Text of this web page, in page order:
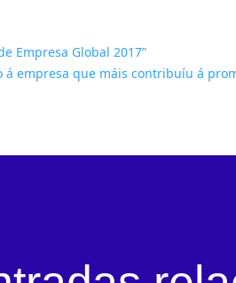
Empresa Global 2017”
á empresa que máis contribuíu á